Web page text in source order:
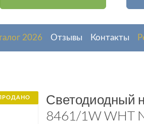
2026 Отзывы Контакты
ПРОДАНО
Светодиодный
8461/1W WHT
оптовых
от консультации и принятия
отправки